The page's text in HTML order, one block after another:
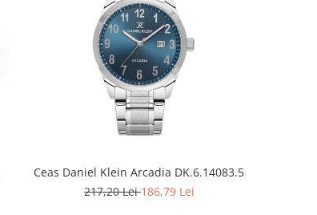
Ceas Daniel Klein Arcadia DK.6.14083.5
217,20 Lei186,79 Lei